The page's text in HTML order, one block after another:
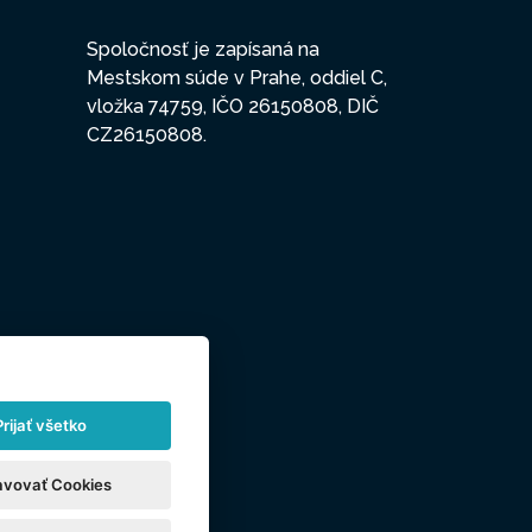
Spoločnosť je zapísaná na
Mestskom súde v Prahe, oddiel C,
vložka 74759, IČO 26150808, DIČ
CZ26150808.
všetko
Cookies